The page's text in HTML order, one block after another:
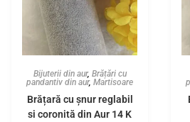
Bijuterii din aur, Brățări cu
pandantiv din aur, Martisoare
Brățară cu șnur reglabil
și coroniță din Aur 14 K